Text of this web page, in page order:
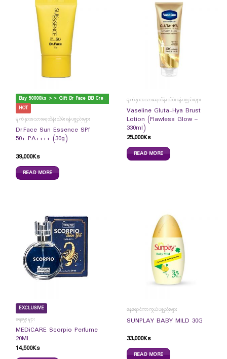
B
uy 50000ks >> Gift Dr Face BB Cream
HOT
မျက်နှာအသားရေထိန်းသိမ်းရန်ပစ္စည်းများ
Dr.Face Sun Essence SPf
50+ PA++++ (30g)
39,000Ks
READ MORE
မျက်နှာအသားရေထိန်းသိမ်းရန်ပစ္စည်းများ
Vaseline Gluta-Hya Brust
Lotion (Flawless Glow –
330ml)
25,000Ks
READ MORE
EXCLUSIVE
ရေမွှေးများ
MEDiCARE Scorpio Perfume
20ML
14,500Ks
နေရောင်ကာကွယ်ပစ္စည်းများ
SUNPLAY BABY MILD 30G
33,000Ks
READ MORE